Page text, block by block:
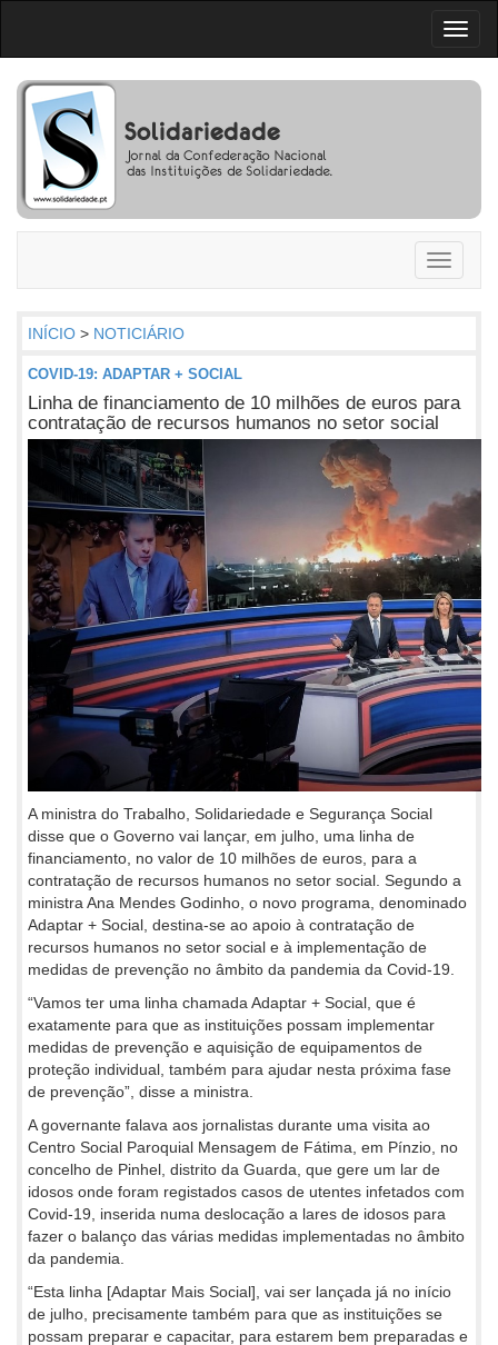
Toggle
INÍCIO > NOTICIÁRIO
COVID-19: ADAPTAR + SOCIAL
Linha de financiamento de 10 milhões de euros para
contratação de recursos humanos no setor social
A ministra do Trabalho, Solidariedade e Segurança Social
disse que o Governo vai lançar, em julho, uma linha de
financiamento, no valor de 10 milhões de euros, para a
contratação de recursos humanos no setor social. Segundo a
ministra Ana Mendes Godinho, o novo programa, denominado
Adaptar + Social, destina-se ao apoio à contratação de
recursos humanos no setor social e à implementação de
medidas de prevenção no âmbito da pandemia da Covid-19.
“Vamos ter uma linha chamada Adaptar + Social, que é
exatamente para que as instituições possam implementar
medidas de prevenção e aquisição de equipamentos de
proteção individual, também para ajudar nesta próxima fase
de prevenção”, disse a ministra.
A governante falava aos jornalistas durante uma visita ao
Centro Social Paroquial Mensagem de Fátima, em Pínzio, no
concelho de Pinhel, distrito da Guarda, que gere um lar de
idosos onde foram registados casos de utentes infetados com
Covid-19, inserida numa deslocação a lares de idosos para
fazer o balanço das várias medidas implementadas no âmbito
da pandemia.
“Esta linha [Adaptar Mais Social], vai ser lançada já no início
de julho, precisamente também para que as instituições se
possam preparar e capacitar, para estarem bem preparadas e